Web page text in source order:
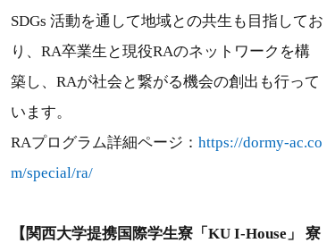
SDGs 活動を通して地域との共生も目指してお
り、RA卒業生と現役RAのネットワークを構
築し、RAが社会と繋がる機会の創出も行って
います。
RAプログラム詳細ページ： https://dormy-ac.co
m/special/ra/
【関西大学提携国際学生寮「KU I-House」 寮